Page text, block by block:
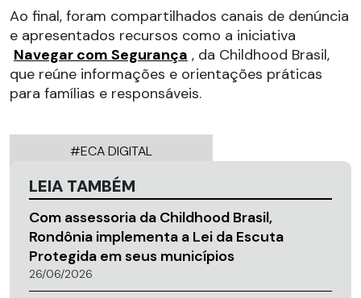
Ao final, foram compartilhados canais de denúncia
e apresentados recursos como a iniciativa
Navegar com Segurança , da Childhood Brasil,
que reúne informações e orientações práticas
para famílias e responsáveis.
#ECA DIGITAL
LEIA TAMBÉM
Com assessoria da Childhood Brasil,
Rondônia implementa a Lei da Escuta
Protegida em seus municípios
26/06/2026